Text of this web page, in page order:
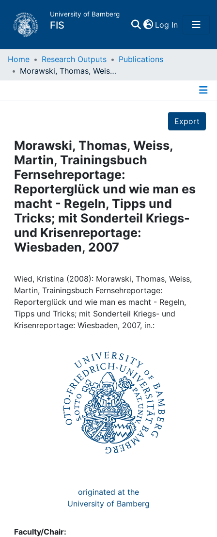
University of Bamberg
FIS Log In(current)
Home
Projects
People
Institutions
Awards
My FIS
Home Research Outputs
Publications
Morawski, Thomas, Weiss, Martin, Trainingsbuch Fernsehreportage: Reporterglück und wie man es macht - Regeln, Tipps und Tricks; mit Sonderteil Kriegs- und Krisenreportage: Wiesbaden, 2007
Export
Morawski, Thomas, Weiss,
Martin, Trainingsbuch
Fernsehreportage:
Reporterglück und wie man es
macht - Regeln, Tipps und
Tricks; mit Sonderteil Kriegs-
und Krisenreportage:
Wiesbaden, 2007
Wied, Kristina (2008): Morawski, Thomas, Weiss,
Martin, Trainingsbuch Fernsehreportage:
Reporterglück und wie man es macht - Regeln,
Tipps und Tricks; mit Sonderteil Kriegs- und
Krisenreportage: Wiesbaden, 2007, in.:
originated at the
University of Bamberg
Faculty/Chair: